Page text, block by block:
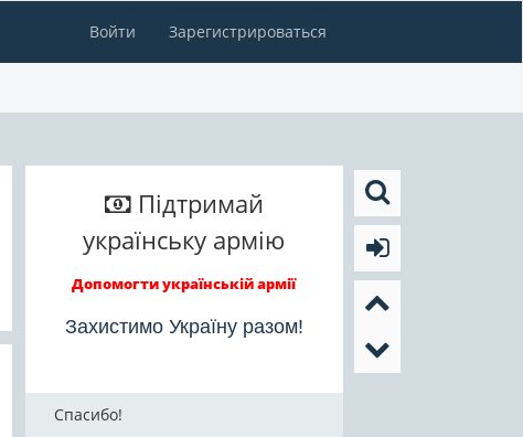
Войти Зарегистрироваться
Підтримай
українську армію
Допомогти українській армії
Захистимо Україну разом!
Спасибо!